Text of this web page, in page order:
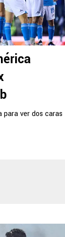
ver dos caras